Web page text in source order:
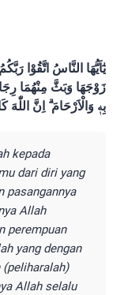
يٰٓاَيُّهَا النَّاسُ اتَّقُوْا
زَوْجَهَا وَبَثَّ مِنْهُمَا
بِهٖ وَالْاَرْحَامَ ۗ اِنَّ اللّٰهَ
kepada
dari diri yang
pasangannya
Allah
perempuan
yang dengan
Allah selalu